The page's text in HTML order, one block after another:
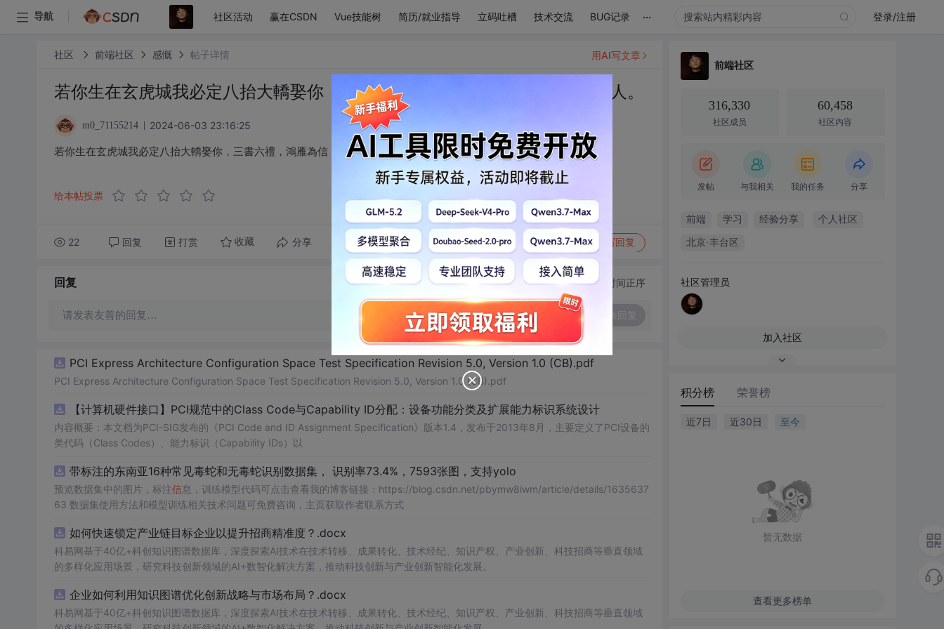
导航 社区活动 赢在CSDN Vue技能树 简历/就业指导 立码吐槽 技术交流 BUG记录 ... 登录/注册
社区 前端社区 感慨 帖子详情
若你生在玄虎城我必定八抬大轎娶你，三書六禮，鴻雁為信，一生一世一雙人。
m0_71155214 2024-06-03 23:16:25
若你生在玄虎城我必定八抬大轎娶你，三書六禮，鴻雁為信，一生一世一雙人。
给本帖投票
22 回复 打赏 收藏 分享 转发到动态 举报 写回复
用AI写文章
回复 切换为时间正序
请发表友善的回复…
PCI Express Architecture Configuration Space Test Specification Revision 5.0, Version 1.0 (CB).pdf
PCI Express Architecture Configuration Space Test Specification Revision 5.0, Version 1.0 (CB).pdf
【计算机硬件接口】PCI规范中的Class Code与Capability ID分配：设备功能分类及扩展能力标识系统设计
内容概要：本文档为PCI-SIG发布的《PCI Code and ID Assignment Specification》版本1.4，发布于2013年8月，主要定义了PCI设备的
类代码（Class Codes）、能力标识（Capability IDs）以
带标注的东南亚16种常见毒蛇和无毒蛇识别数据集， 识别率73.4%，7593张图，支持yolo
预览数据集中的图片，标注 信息，训练模型代码可点击查看我的博客链接：https://blog.csdn.net/pbymw8iwm/article/details/1635637
63 数据集使用方法和模型训练相关技术问题可免费咨询，主页获取作者联系方式
如何快速锁定产业链目标企业以提升招商精准度？.docx
科易网基于40亿+科创知识图谱数据库，深度探索AI技术在技术转移、成果转化、技术经纪、知识产权、产业创新、科技招商等垂直领域
的多样化应用场景，研究科技创新领域的AI+数智化解决方案，推动科技创新与产业创新智能化发展。
企业如何利用知识图谱优化创新战略与市场布局？.docx
科易网基于40亿+科创知识图谱数据库，深度探索AI技术在技术转移、成果转化、技术经纪、知识产权、产业创新、科技招商等垂直领域
前端社区
316,330
社区成员
60,458
社区内容
发帖 与我相关 我的任务 分享
前端 学习 经验分享 个人社区
北京·丰台区
社区管理员
加入社区
积分榜 荣誉榜
近7日 近30日 至今
暂无数据
查看更多榜单